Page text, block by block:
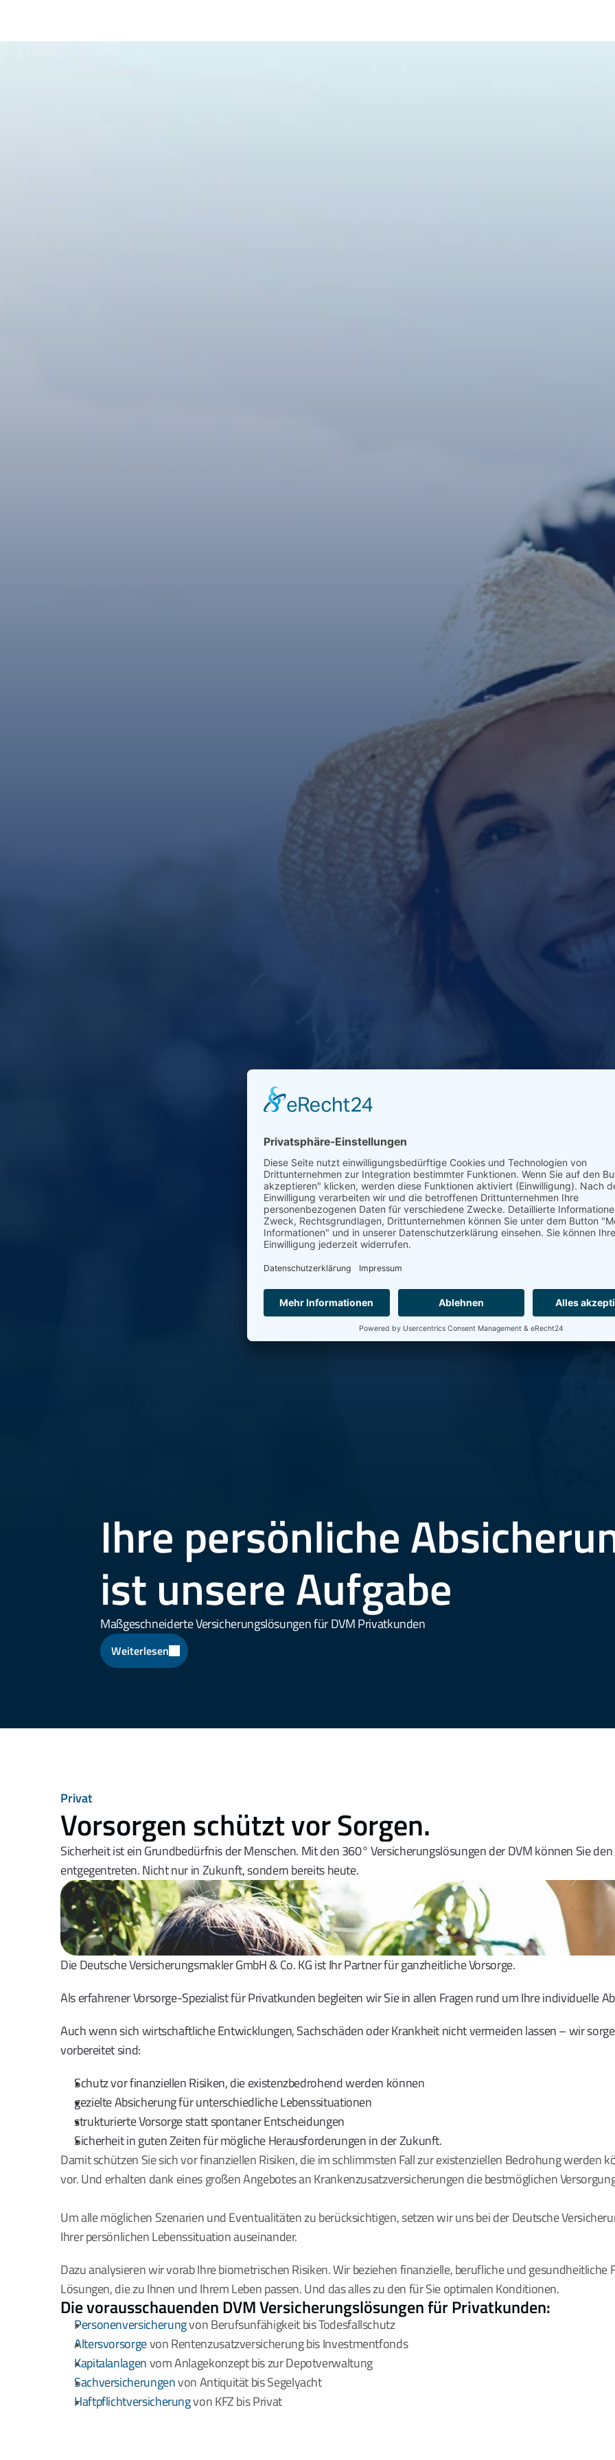
Ihre persönliche
ist unsere Aufgabe
Maßgeschneiderte Versicherungslösungen für DVM Privatkunden
Weiterlesen
Privat
Vorsorgen schützt vor Sorgen.
Sicherheit ist ein Grundbedürfnis der Menschen. Mit den 360° Versicherungslösungen der DVM können Sie
entgegentreten. Nicht nur in Zukunft, sondern bereits heute.
Die Deutsche Versicherungsmakler GmbH & Co. KG ist Ihr Partner für ganzheitliche Vorsorge.
Als erfahrener Vorsorge-Spezialist für Privatkunden begleiten wir Sie in allen Fragen rund um Ihre individuelle
Auch wenn sich wirtschaftliche Entwicklungen, Sachschäden oder Krankheit nicht vermeiden lassen – wir
vorbereitet sind:
Schutz vor finanziellen Risiken, die existenzbedrohend werden können
gezielte Absicherung für unterschiedliche Lebenssituationen
strukturierte Vorsorge statt spontaner Entscheidungen
Sicherheit in guten Zeiten für mögliche Herausforderungen in der Zukunft.
Damit schützen Sie sich vor finanziellen Risiken, die im schlimmsten Fall zur existenziellen Bedrohung werden
vor. Und erhalten dank eines großen Angebotes an Krankenzusatzversicherungen die bestmöglichen
Um alle möglichen Szenarien und Eventualitäten zu berücksichtigen, setzen wir uns bei der Deutsche
Ihrer persönlichen Lebenssituation auseinander.
Dazu analysieren wir vorab Ihre biometrischen Risiken. Wir beziehen finanzielle, berufliche und
Lösungen, die zu Ihnen und Ihrem Leben passen. Und das alles zu den für Sie optimalen Konditionen.
Die vorausschauenden DVM Versicherungslösungen für Privatkunden:
Personenversicherung von Berufsunfähigkeit bis Todesfallschutz
Altersvorsorge von Rentenzusatzversicherung bis Investmentfonds
Kapitalanlagen vom Anlagekonzept bis zur Depotverwaltung
Sachversicherungen von Antiquität bis Segelyacht
Haftpflichtversicherung von KFZ bis Privat